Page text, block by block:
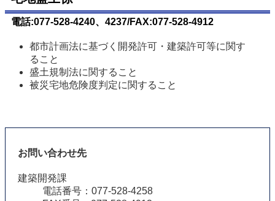
電話:077-528-4240、4237/FAX:077-528-4912
都市計画法に基づく開発許可・建築許可等に関す
ること
盛土規制法に関すること
被災宅地危険度判定に関すること
お問い合わせ先
建築開発課
電話番号：077-528-4258